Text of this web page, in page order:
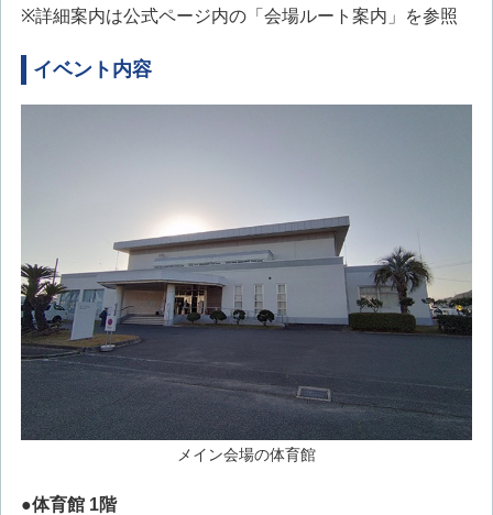
※詳細案内は公式ページ内の「会場ルート案内」を参照
イベント内容
メイン会場の体育館
●体育館 1階